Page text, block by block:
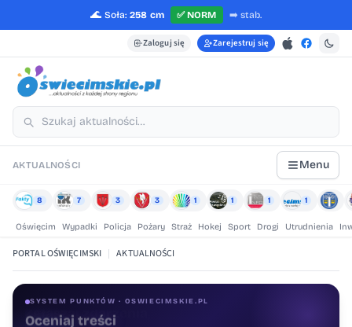
🌊 Soła: 258 cm ✅NORM ➡️ stab.
Zaloguj się Zarejestruj się
AKTUALNOŚCI Menu
8 7 3 3 1 1 1 1
Oświęcim Wypadki Policja Pożary Straż Hokej Sport Drogi Utrudnienia
PORTAL OŚWIĘCIMSKI | AKTUALNOŚCI
SYSTEM PUNKTÓW · OSWIECIMSKIE.PL
Oceniaj treści